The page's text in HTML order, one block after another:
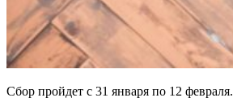
Сбор пройдет с 31 января по 12 февраля.